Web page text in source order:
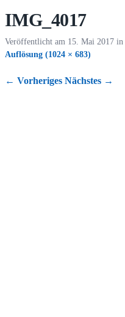
IMG_4017
Veröffentlicht am 15. Mai 2017 in
Auflösung (1024 × 683)
← Vorheriges Nächstes →